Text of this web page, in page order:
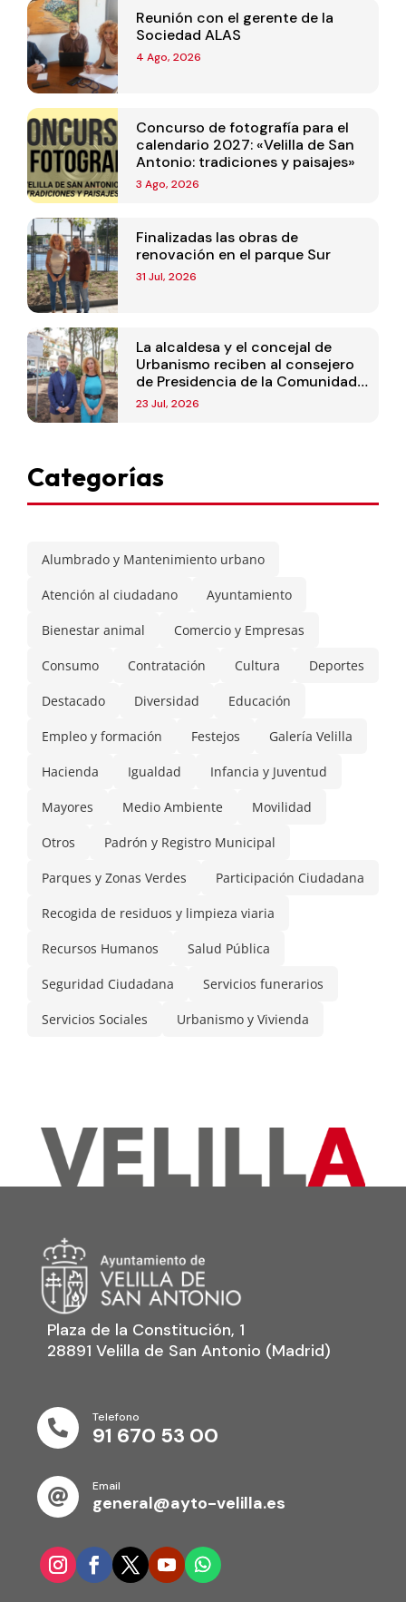
Reunión con el gerente de la
Sociedad ALAS
4 Ago, 2026
Concurso de fotografía para el
calendario 2027: «Velilla de San
Antonio: tradiciones y paisajes»
3 Ago, 2026
Finalizadas las obras de
renovación en el parque Sur
31 Jul, 2026
La alcaldesa y el concejal de
Urbanismo reciben al consejero
de Presidencia de la Comunidad
de Madrid
23 Jul, 2026
Categorías
Alumbrado y Mantenimiento urbano
Atención al ciudadano Ayuntamiento
Bienestar animal Comercio y Empresas
Consumo Contratación Cultura Deportes
Destacado Diversidad Educación
Empleo y formación Festejos Galería Velilla
Hacienda Igualdad Infancia y Juventud
Mayores Medio Ambiente Movilidad
Otros Padrón y Registro Municipal
Parques y Zonas Verdes Participación Ciudadana
Recogida de residuos y limpieza viaria
Recursos Humanos Salud Pública
Seguridad Ciudadana Servicios funerarios
Servicios Sociales Urbanismo y Vivienda
Plaza de la Constitución, 1
28891 Velilla de San Antonio (Madrid)

Telefono
91 670 53 00

Email
general@ayto-velilla.es